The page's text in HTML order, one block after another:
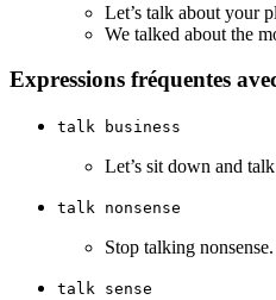
Let’s talk about your
We talked about the
Expressions fréquentes
talk business
Let’s sit down and
talk nonsense
Stop talking nonsense.
talk sense